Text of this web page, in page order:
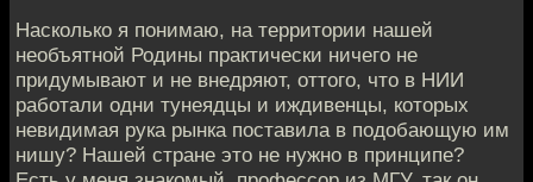
Насколько я понимаю, на территории нашей
необъятной Родины практически ничего не
придумывают и не внедряют, оттого, что в НИИ
работали одни тунеядцы и иждивенцы, которых
невидимая рука рынка поставила в подобающую им
нишу? Нашей стране это не нужно в принципе?